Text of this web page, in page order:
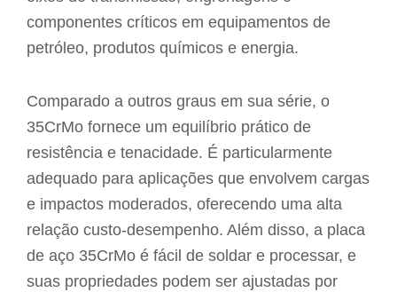
componentes críticos em equipamentos de
petróleo, produtos químicos e energia.
Comparado a outros graus em sua série, o
35CrMo fornece um equilíbrio prático de
resistência e tenacidade. É particularmente
adequado para aplicações que envolvem cargas
e impactos moderados, oferecendo uma alta
relação custo-desempenho. Além disso, a placa
de aço 35CrMo é fácil de soldar e processar, e
suas propriedades podem ser ajustadas por